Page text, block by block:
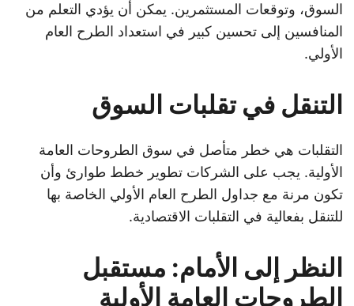
السوق، وتوقعات المستثمرين. يمكن أن يؤدي التعلم من
المنافسين إلى تحسين كبير في استعداد الطرح العام
الأولي.
التنقل في تقلبات السوق
التقلبات هي خطر متأصل في سوق الطروحات العامة
الأولية. يجب على الشركات تطوير خطط طوارئ وأن
تكون مرنة مع جداول الطرح العام الأولي الخاصة بها
للتنقل بفعالية في التقلبات الاقتصادية.
النظر إلى الأمام: مستقبل
الطروحات العامة الأولية